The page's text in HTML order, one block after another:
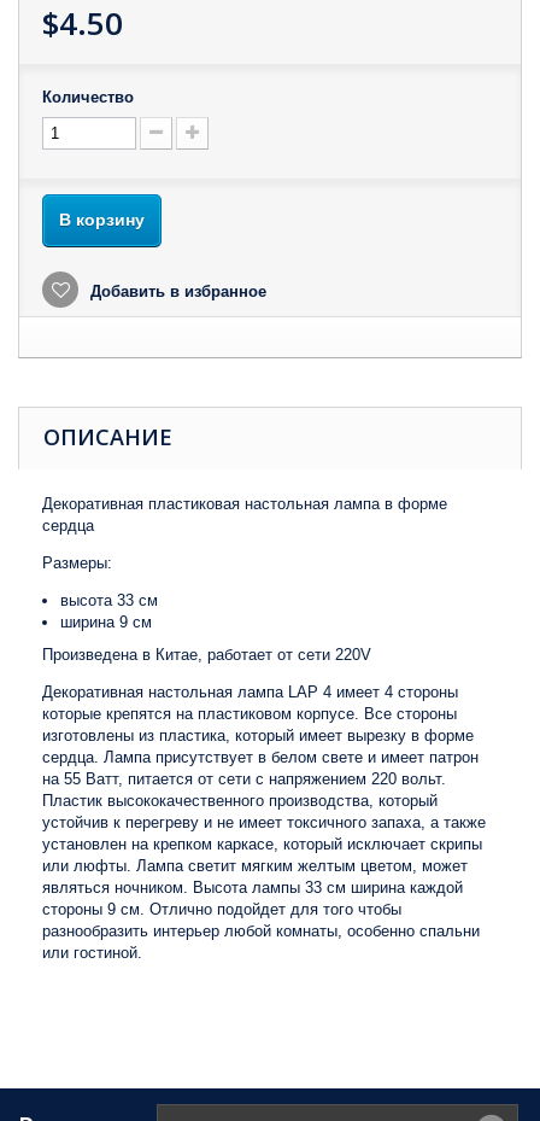
$4.50
Количество
В корзину
Добавить в избранное
ОПИСАНИЕ
Декоративная пластиковая настольная лампа в форме
сердца
Размеры:
высота 33 см
ширина 9 см
Произведена в Китае, работает от сети 220V
Декоративная настольная лампа LAP 4 имеет 4 стороны
которые крепятся на пластиковом корпусе. Все стороны
изготовлены из пластика, который имеет вырезку в форме
сердца. Лампа присутствует в белом свете и имеет патрон
на 55 Ватт, питается от сети с напряжением 220 вольт.
Пластик высококачественного производства, который
устойчив к перегреву и не имеет токсичного запаха, а также
установлен на крепком каркасе, который исключает скрипы
или люфты. Лампа светит мягким желтым цветом, может
являться ночником. Высота лампы 33 см ширина каждой
стороны 9 см. Отлично подойдет для того чтобы
разнообразить интерьер любой комнаты, особенно спальни
или гостиной.